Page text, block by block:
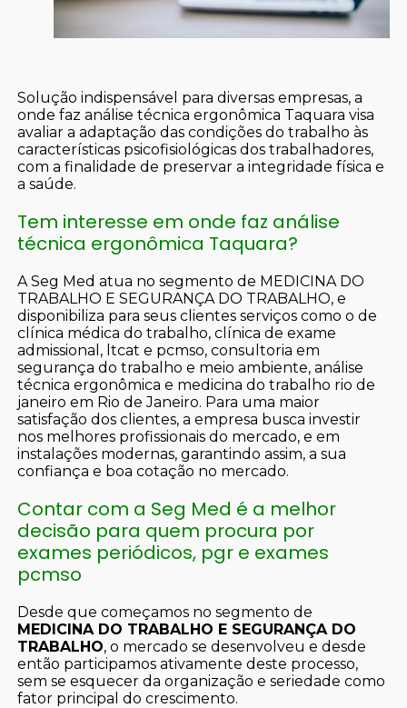
Solução indispensável para diversas empresas, a
onde faz análise técnica ergonômica Taquara visa
avaliar a adaptação das condições do trabalho às
características psicofisiológicas dos trabalhadores,
com a finalidade de preservar a integridade física e
a saúde.
Tem interesse em onde faz análise
técnica ergonômica Taquara?
A Seg Med atua no segmento de MEDICINA DO
TRABALHO E SEGURANÇA DO TRABALHO, e
disponibiliza para seus clientes serviços como o de
clínica médica do trabalho, clínica de exame
admissional, ltcat e pcmso, consultoria em
segurança do trabalho e meio ambiente, análise
técnica ergonômica e medicina do trabalho rio de
janeiro em Rio de Janeiro. Para uma maior
satisfação dos clientes, a empresa busca investir
nos melhores profissionais do mercado, e em
instalações modernas, garantindo assim, a sua
confiança e boa cotação no mercado.
Contar com a Seg Med é a melhor
decisão para quem procura por
exames periódicos, pgr e exames
pcmso
Desde que começamos no segmento de
MEDICINA DO TRABALHO E SEGURANÇA DO
TRABALHO, o mercado se desenvolveu e desde
então participamos ativamente deste processo,
sem se esquecer da organização e seriedade como
fator principal do crescimento.